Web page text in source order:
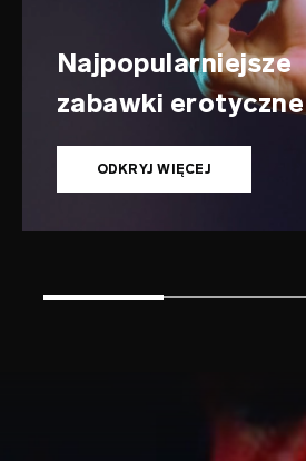
Najpopularniejsze
zabawki erotyczne
ODKRYJ WIĘCEJ